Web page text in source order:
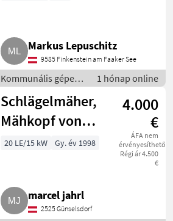
Markus Lepuschitz
9585 Finkenstein am Faaker See
Kommunális gépek /
Rézsűkasza
1 hónap online
Schlägelmäher,
Mähkopf von
MULAG
4.000
€
ÁFA nem
érvényesíthető
Régi ár 4.500
€
20 LE/15 kW Gy. év 1998
marcel jahrl
2525 Günselsdorf